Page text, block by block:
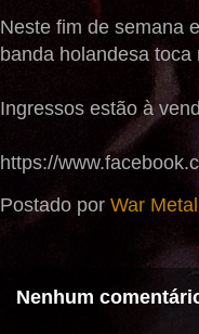
Neste fim de semana
banda holandesa
Ingressos estão à
https://
Postado por War Metal
Nenhum